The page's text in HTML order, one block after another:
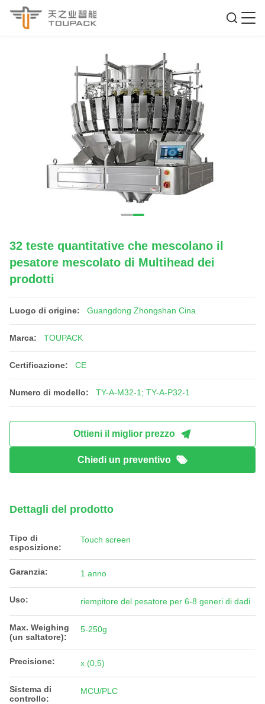
32 teste quantitative che mescolano il
pesatore mescolato di Multihead dei
prodotti
Luogo di origine: Guangdong Zhongshan Cina
Marca: TOUPACK
Certificazione: CE
Numero di modello: TY-A-M32-1; TY-A-P32-1
Ottieni il miglior prezzo
Chiedi un preventivo
Dettagli del prodotto
Tipo di
esposizione:
Touch screen
Garanzia: 1 anno
Uso: riempitore del pesatore per 6-8 generi di dadi
Max. Weighing
(un saltatore):
5-250g
Precisione: x (0,5)
Sistema di
controllo:
MCU/PLC